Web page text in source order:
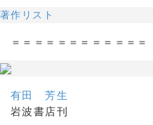
著作リスト
＝＝＝＝＝＝＝＝＝＝＝＝
有田 芳生
岩波書店刊